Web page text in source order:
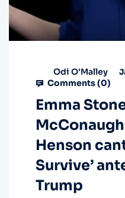
Odi O'Malley
Comments (0)
Emma
Henson
Survive’
Trump